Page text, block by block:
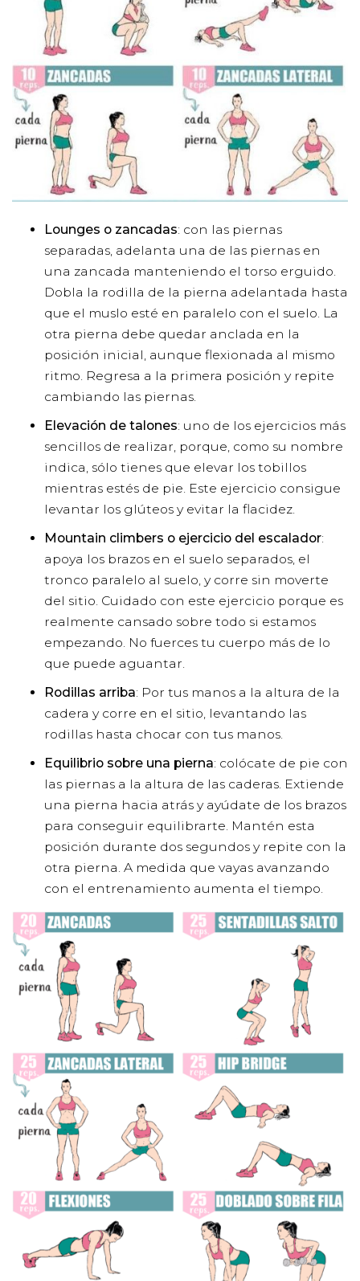
Lounges o zancadas: con las piernas
separadas, adelanta una de las piernas en
una zancada manteniendo el torso erguido.
Dobla la rodilla de la pierna adelantada hasta
que el muslo esté en paralelo con el suelo. La
otra pierna debe quedar anclada en la
posición inicial, aunque flexionada al mismo
ritmo. Regresa a la primera posición y repite
cambiando las piernas.
Elevación de talones: uno de los ejercicios más
sencillos de realizar, porque, como su nombre
indica, sólo tienes que elevar los tobillos
mientras estés de pie. Este ejercicio consigue
levantar los glúteos y evitar la flacidez.
Mountain climbers o ejercicio del escalador:
apoya los brazos en el suelo separados, el
tronco paralelo al suelo, y corre sin moverte
del sitio. Cuidado con este ejercicio porque es
realmente cansado sobre todo si estamos
empezando. No fuerces tu cuerpo más de lo
que puede aguantar.
Rodillas arriba: Por tus manos a la altura de la
cadera y corre en el sitio, levantando las
rodillas hasta chocar con tus manos.
Equilibrio sobre una pierna: colócate de pie con
las piernas a la altura de las caderas. Extiende
una pierna hacia atrás y ayúdate de los brazos
para conseguir equilibrarte. Mantén esta
posición durante dos segundos y repite con la
otra pierna. A medida que vayas avanzando
con el entrenamiento aumenta el tiempo.